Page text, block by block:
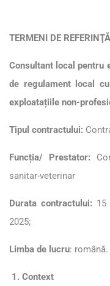
TERMENI DE REFERINŢĂ
Consultant local pentru
de regulament local
exploatațiile non-
Tipul contractului:
Funcția/ Prestator:
sanitar-veterinar
Durata contractului: 15
2025;
Limba de lucru: română.
1. Context